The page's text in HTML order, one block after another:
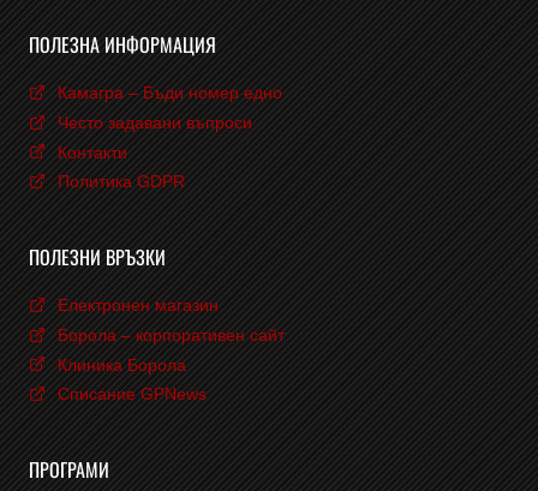
ПОЛЕЗНА ИНФОРМАЦИЯ
Камагра – Бъди номер едно
Често задавани въпроси
Контакти
Политика GDPR
ПОЛЕЗНИ ВРЪЗКИ
Електронен магазин
Борола – корпоративен сайт
Клиника Борола
Списание GPNews
ПРОГРАМИ